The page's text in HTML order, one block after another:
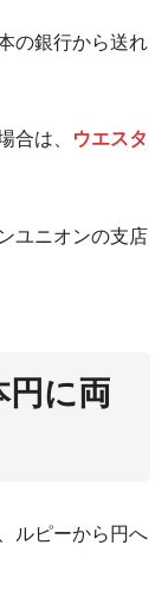
の銀行から送れ
合は、
ウエスタ
ユニオンの支店
円に両
ルピーから円へ